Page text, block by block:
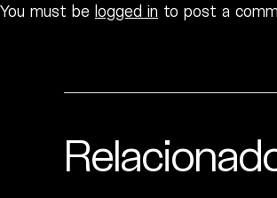
You must be logged in to post a